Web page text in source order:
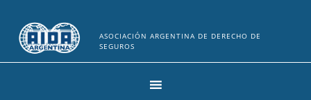
ASOCIACIÓN ARGENTINA DE DERECHO DE
SEGUROS